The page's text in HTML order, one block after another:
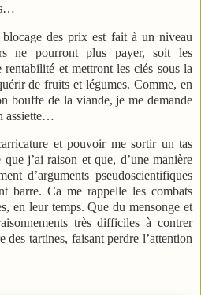
des prix est fait à un niveau
ne pourront plus payer, soit les
rentabilité et mettront les clés sous la
de fruits et légumes. Comme, en
bouffe de la viande, je me demande
assiette…
et pouvoir me sortir un tas
j’ai raison et que, d’une manière
d’arguments pseudoscientifiques
barre. Ca me rappelle les combats
en leur temps. Que du mensonge et
très difficiles à contrer
des tartines, faisant perdre l’attention